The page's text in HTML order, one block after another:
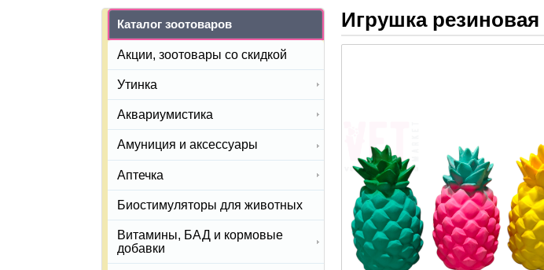
Игрушка
Каталог зоотоваров
Акции, зоотовары со скидкой
Утинка
Аквариумистика
Амуниция и аксессуары
Аптечка
Биостимуляторы для животных
Витамины, БАД и кормовые
добавки